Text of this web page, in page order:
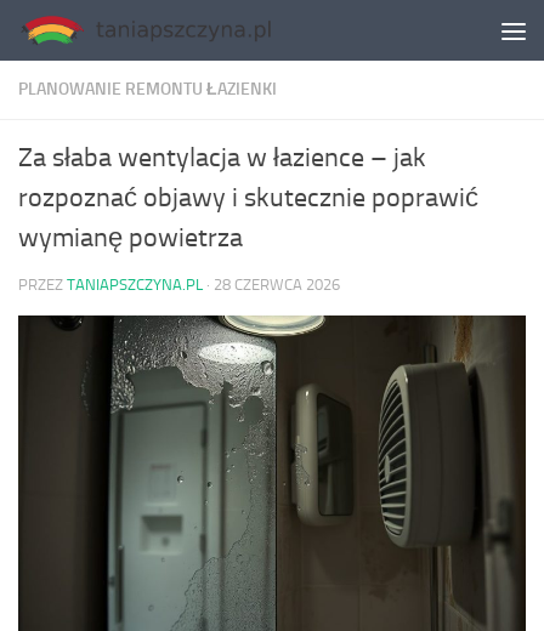
Skip to content
PLANOWANIE REMONTU ŁAZIENKI
Za słaba wentylacja w łazience – jak
rozpoznać objawy i skutecznie poprawić
wymianę powietrza
PRZEZ TANIAPSZCZYNA.PL · 28 CZERWCA 2026